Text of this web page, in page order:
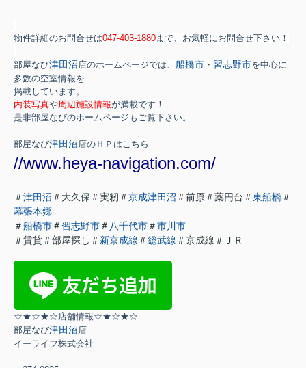
物件詳細のお問合せは047-403-1880まで、お気軽にお問合せ下さい！
部屋なび津田沼店のホームページでは、 船橋市 ・ 習志野市を中心に
多数の空室情報を
掲載しています。
内装写真や周辺施設情報が満載です！
是非部屋なびのホームページもご覧下さい。
部屋なび津田沼店のＨＰはこちら
//www.heya-navigation.com/
＃津田沼 ＃大久保＃実籾＃京成津田沼 ＃前原＃薬円台＃東船橋＃
幕張本郷
＃船橋市＃習志野市＃ 八千代市＃市川市
＃賃貸＃部屋探し＃ 新京成線 ＃総武線 ＃京成線＃ＪＲ
☆★☆★☆店舗情報☆★☆★☆
部屋なび津田沼店
イーライフ株式会社